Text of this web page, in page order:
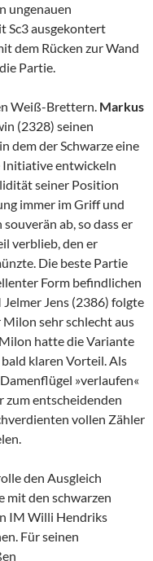
ungenauen
Sc3 ausgekontert
dem Rücken zur Wand
Partie.
Weiß-Brettern. Markus
(2328) seinen
dem der Schwarze eine
Initiative entwickeln
seiner Position
immer im Griff und
ab, so dass er
verblieb, den er
Die beste Partie
Form befindlichen
Jens (2386) folgte
sehr schlecht aus
hatte die Variante
klaren Vorteil. Als
»verlaufen«
zum entscheidenden
vollen Zähler
den Ausgleich
mit den schwarzen
IM Willi Hendriks
Für seinen